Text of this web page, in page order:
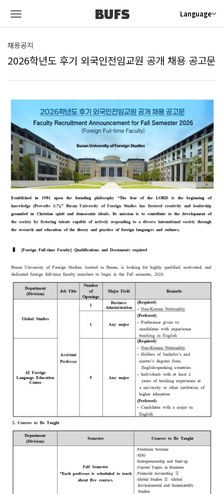
BUFS Language
채용공지
2026학년도 후기 외국인전임교원 공개 채용 공고문